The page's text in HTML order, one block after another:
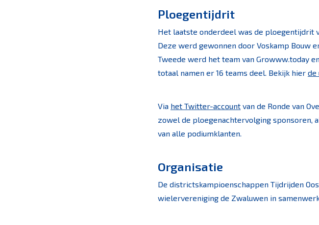
Ploegentijdrit
Het laatste onderdeel was de ploegentijdrit
Deze werd gewonnen door Voskamp Bouw
Tweede werd het team van Growww.today
totaal namen er 16 teams deel. Bekijk hier de
Via het Twitter-account van de Ronde van
zowel de ploegenachtervolging sponsoren,
van alle podiumklanten.
Organisatie
De districtskampioenschappen Tijdrijden
wielervereniging de Zwaluwen in